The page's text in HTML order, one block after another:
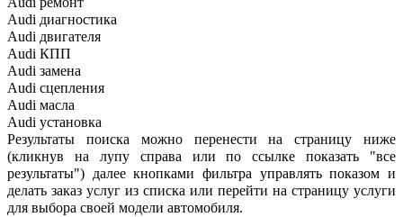
Audi диагностика
Audi двигателя
Audi КПП
Audi замена
Audi сцепления
Audi масла
Audi установка
Результаты поиска можно перенести на страницу ниже
(кликнув на лупу справа или по ссылке показать "все
результаты") далее кнопками фильтра управлять показом и
делать заказ услуг из списка или перейти на страницу услуги
для выбора своей модели автомобиля.